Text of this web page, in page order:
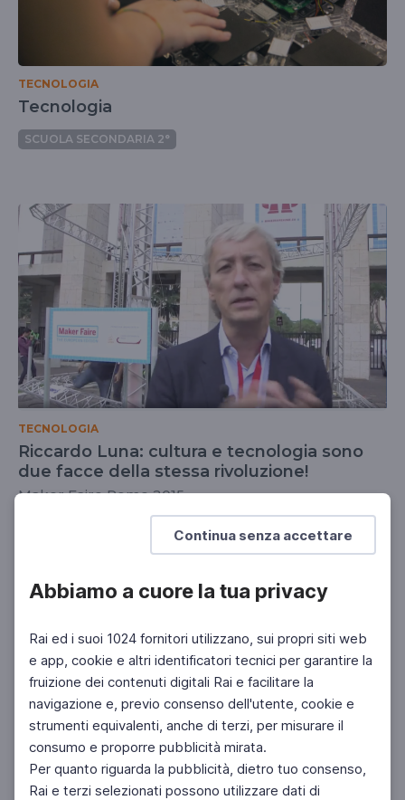
Continua senza accettare
Abbiamo a cuore la tua privacy
Rai ed i suoi 1024 fornitori utilizzano, sui propri siti web
e app, cookie e altri identificatori tecnici per garantire la
fruizione dei contenuti digitali Rai e facilitare la
navigazione e, previo consenso dell'utente, cookie e
strumenti equivalenti, anche di terzi, per misurare il
consumo e proporre pubblicità mirata.
Per quanto riguarda la pubblicità, dietro tuo consenso,
Rai e terzi selezionati possono utilizzare dati di
TECNOLOGIA
Tecnologia
SCUOLA SECONDARIA 2°
TECNOLOGIA
Riccardo Luna: cultura e tecnologia sono
due facce della stessa rivoluzione!
Maker Faire Rome 2015